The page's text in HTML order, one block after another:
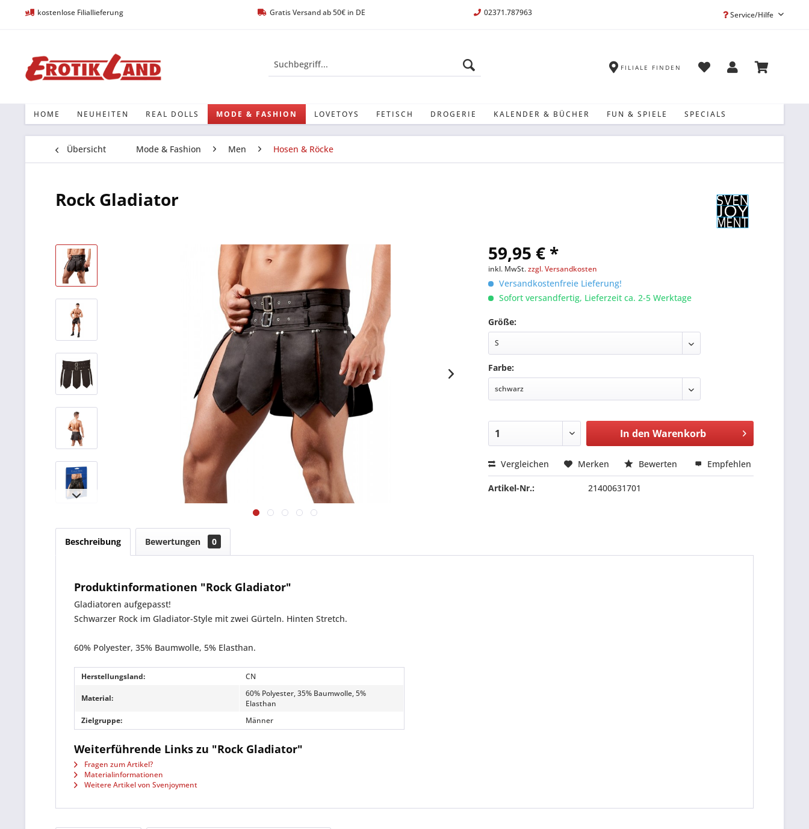
kostenlose Filiallieferung Gratis Versand ab 50€ in DE 02371.787963 Service/Hilfe
FILIALE FINDEN
HOME NEUHEITEN REAL DOLLS MODE & FASHION LOVETOYS FETISCH DROGERIE KALENDER & BÜCHER FUN & SPIELE SPECIALS
Übersicht Mode & Fashion Men Hosen & Röcke
Rock Gladiator
59,95 € *
inkl. MwSt.zzgl. Versandkosten
Versandkostenfreie Lieferung!
Sofort versandfertig, Lieferzeit ca. 2-5 Werktage
Größe:
Farbe:
In den Warenkorb
Vergleichen Merken Bewerten Empfehlen
Artikel-Nr.: 21400631701
Beschreibung Bewertungen 0
Produktinformationen "Rock Gladiator"
Gladiatoren aufgepasst!
Schwarzer Rock im Gladiator-Style mit zwei Gürteln. Hinten Stretch.
60% Polyester, 35% Baumwolle, 5% Elasthan.
Herstellungsland: CN
Material:
60% Polyester, 35% Baumwolle, 5%
Elasthan
Zielgruppe:
Männer
Weiterführende Links zu "Rock Gladiator"
Fragen zum Artikel?
Materialinformationen
Weitere Artikel von Svenjoyment